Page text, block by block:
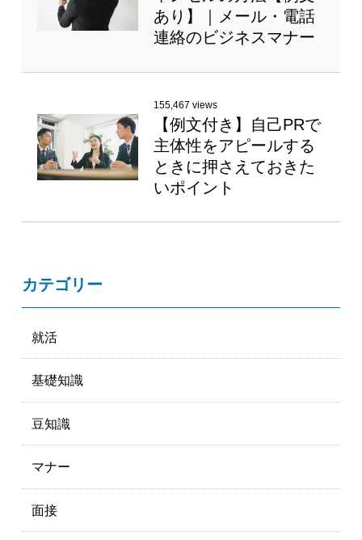
あり】｜メール・電話
連絡のビジネスマナー
155,467 views
【例文付き】自己PRで
主体性をアピールする
ときに押さえておきた
いポイント
カテゴリー
就活
基礎知識
豆知識
マナー
面接